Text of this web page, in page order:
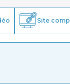
Site